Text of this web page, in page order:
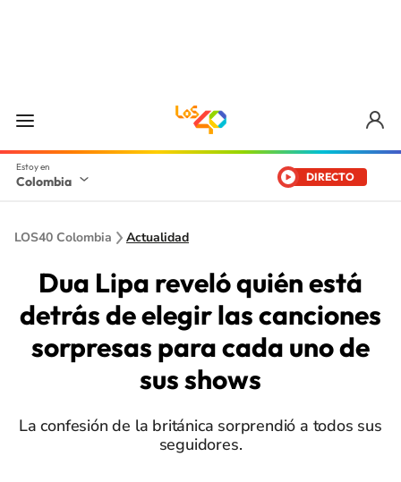
Colombia DIRECTO
LOS40 Colombia Actualidad
Dua Lipa reveló quién está
detrás de elegir las canciones
sorpresas para cada uno de
sus shows
La confesión de la británica sorprendió a todos sus
seguidores.